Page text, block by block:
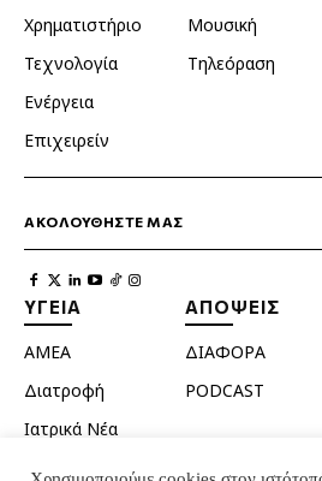
Χρηματιστήριο
Τεχνολογία
Ενέργεια
Επιχειρείν
Μουσική
Τηλεόραση
ΑΚΟΛΟΥΘΗΣΤΕ ΜΑΣ
ΥΓΕΙΑ
ΑΜΕΑ
Διατροφή
Ιατρικά Νέα
Κατοικίδια
ΑΠΟΨΕΙΣ
ΔΙΑΦΟΡΑ
PODCAST